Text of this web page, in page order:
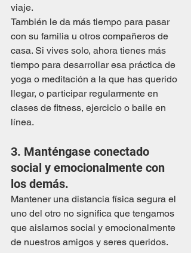
viaje.
También le da más tiempo para pasar
con su familia u otros compañeros de
casa. Si vives solo, ahora tienes más
tiempo para desarrollar esa práctica de
yoga o meditación a la que has querido
llegar, o participar regularmente en
clases de fitness, ejercicio o baile en
línea.
3. Manténgase conectado
social y emocionalmente con
los demás.
Mantener una distancia física segura el
uno del otro no significa que tengamos
que aislarnos social y emocionalmente
de nuestros amigos y seres queridos.